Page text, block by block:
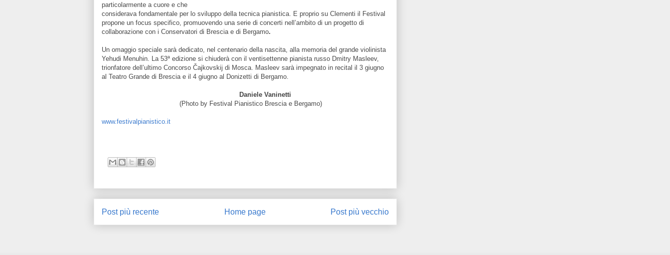
particolarmente a cuore e che
considerava fondamentale per lo sviluppo della tecnica pianistica. E proprio su Clementi il Festival
propone un focus specifico, promuovendo una serie di concerti nell’ambito di un progetto di
collaborazione con i Conservatori di Brescia e di Bergamo.
Un omaggio speciale sarà dedicato, nel centenario della nascita, alla memoria del grande violinista
Yehudi Menuhin. La 53ª edizione si chiuderà con il ventisettenne pianista russo Dmitry Masleev,
trionfatore dell’ultimo Concorso Čajkovskij di Mosca. Masleev sarà impegnato in recital il 3 giugno
al Teatro Grande di Brescia e il 4 giugno al Donizetti di Bergamo.
Daniele Vaninetti
(Photo by Festival Pianistico Brescia e Bergamo)
www.festivalpianistico.it
Post più recente Post più vecchio
Home page